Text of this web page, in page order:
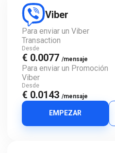
Viber
Para enviar un Viber
Transaction
Desde
€ 0.0077 /mensaje
Para enviar un Promoción
Viber
Desde
€ 0.0143 /mensaje
EMPEZAR